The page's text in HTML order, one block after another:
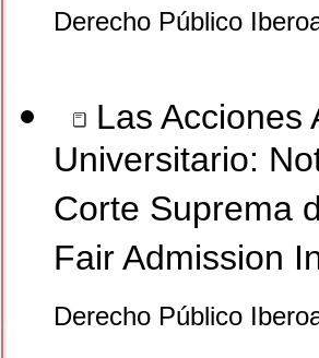
Derecho Público
Las Acciones
Universitario:
Corte Suprema
Fair Admission
Derecho Público